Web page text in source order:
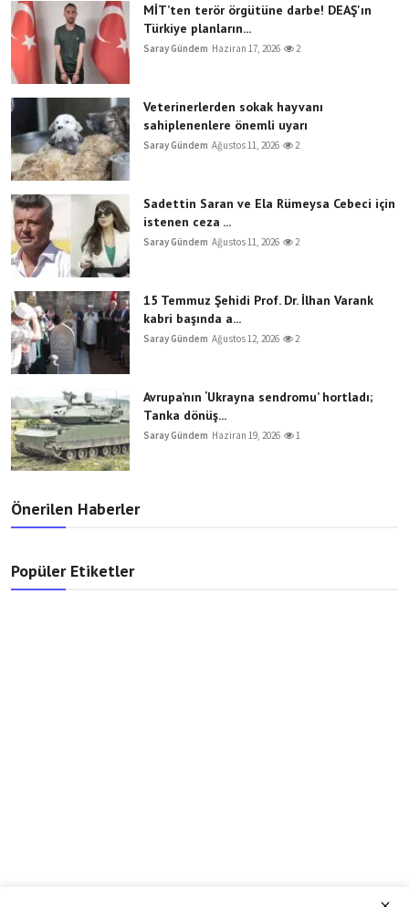
MİT’ten terör örgütüne darbe! DEAŞ'ın
Türkiye planların...
Saray Gündem Haziran 17, 2026 2
Veterinerlerden sokak hayvanı
sahiplenenlere önemli uyarı
Saray Gündem Ağustos 11, 2026 2
Sadettin Saran ve Ela Rümeysa Cebeci için
istenen ceza ...
Saray Gündem Ağustos 11, 2026 2
15 Temmuz Şehidi Prof. Dr. İlhan Varank
kabri başında a...
Saray Gündem Ağustos 12, 2026 2
Avrupa’nın ‘Ukrayna sendromu’ hortladı;
Tanka dönüş...
Saray Gündem Haziran 19, 2026 1
Önerilen Haberler
Popüler Etiketler